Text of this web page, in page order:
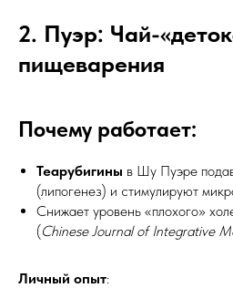
2. Пуэр: Чай-
пищеварения
Почему работает:
Теарубигины в Шу Пуэре
(липогенез) и стимулируют
Снижает уровень «плохого»
(Chinese Journal of Integrative
Личный опыт: